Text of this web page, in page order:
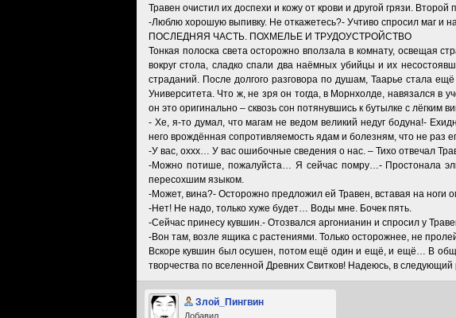
Травен очистил их доспехи и кожу от крови и другой грязи.
-Люблю хорошую выпивку. Не откажетесь?- Учтиво спросил маг и
ПОСЛЕДНЯЯ ЧАСТЬ. ПОХМЕЛЬЕ И ТРУДОУСТРОЙСТВО
Тонкая полоска света осторожно вползала в комнату, освещая
вокруг стола, сладко спали два наёмных убийцы и их
страданий. После долгого разговора по душам, Таарье стала
Университета. Что ж, не зря он тогда, в Морнхолде, навязался в
он это оригинально – сквозь сон потянувшись к бутылке с лёгким
- Хе, я-то думал, что магам не ведом великий недуг бодуна!-
него врождённая сопротивляемость ядам и болезням, что не раз
-У вас, оххх… У вас ошибочные сведения о нас. – Тихо отвечал
-Можно потише, пожалуйста… Я сейчас помру…- Простонала
пересохшим языком.
-Может, вина?- Осторожно предложил ей Травен, вставая на ноги
-Нет! Не надо, только хуже будет… Воды мне. Бочек пять.
-Сейчас принесу кувшин.- Отозвался аргонианин и спросил у
-Вон там, возле ящика с растениями. Только осторожнее, не
Вскоре кувшин был осушен, потом ещё один и ещё, и ещё… В
творчества по вселенной Древних Свитков! Надеюсь, в
Злой_Пингвин
Добавил